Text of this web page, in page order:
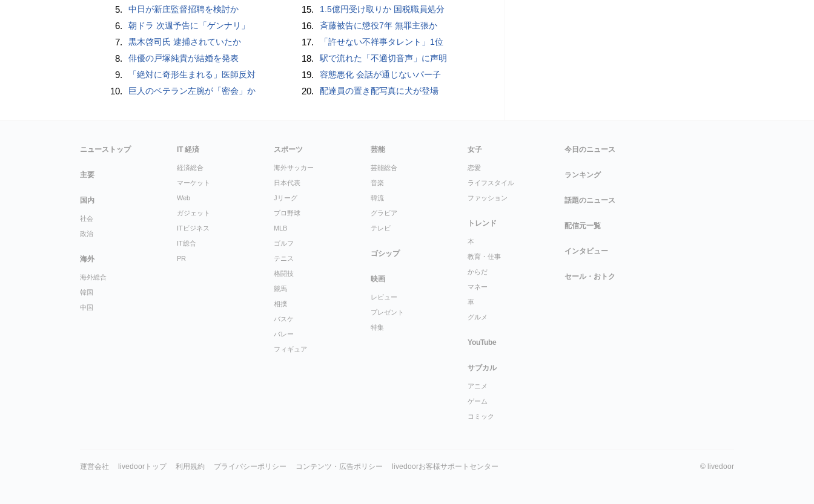
5. 中日が新庄監督招聘を検討か
6. 朝ドラ 次週予告に「ゲンナリ」
7. 黒木啓司氏 逮捕されていたか
8. 俳優の戸塚純貴が結婚を発表
9. 「絶対に奇形生まれる」医師反対
10. 巨人のベテラン左腕が「密会」か
15. 1.5億円受け取りか 国税職員処分
16. 斉藤被告に懲役7年 無罪主張か
17. 「許せない不祥事タレント」1位
18. 駅で流れた「不適切音声」に声明
19. 容態悪化 会話が通じないパー子
20. 配達員の置き配写真に犬が登場
ニューストップ
主要
国内
社会
政治
海外
海外総合
韓国
中国
IT 経済
経済総合
マーケット
Web
ガジェット
ITビジネス
IT総合
PR
スポーツ
海外サッカー
日本代表
Jリーグ
プロ野球
MLB
ゴルフ
テニス
格闘技
競馬
相撲
バスケ
バレー
フィギュア
芸能
芸能総合
音楽
韓流
グラビア
テレビ
ゴシップ
映画
レビュー
プレゼント
特集
女子
恋愛
ライフスタイル
ファッション
トレンド
本
教育・仕事
からだ
マネー
車
グルメ
YouTube
サブカル
アニメ
ゲーム
コミック
今日のニュース
ランキング
話題のニュース
配信元一覧
インタビュー
セール・おトク
運営会社 livedoorトップ 利用規約 プライバシーポリシー コンテンツ・広告ポリシー livedoorお客様サポートセンター © livedoor